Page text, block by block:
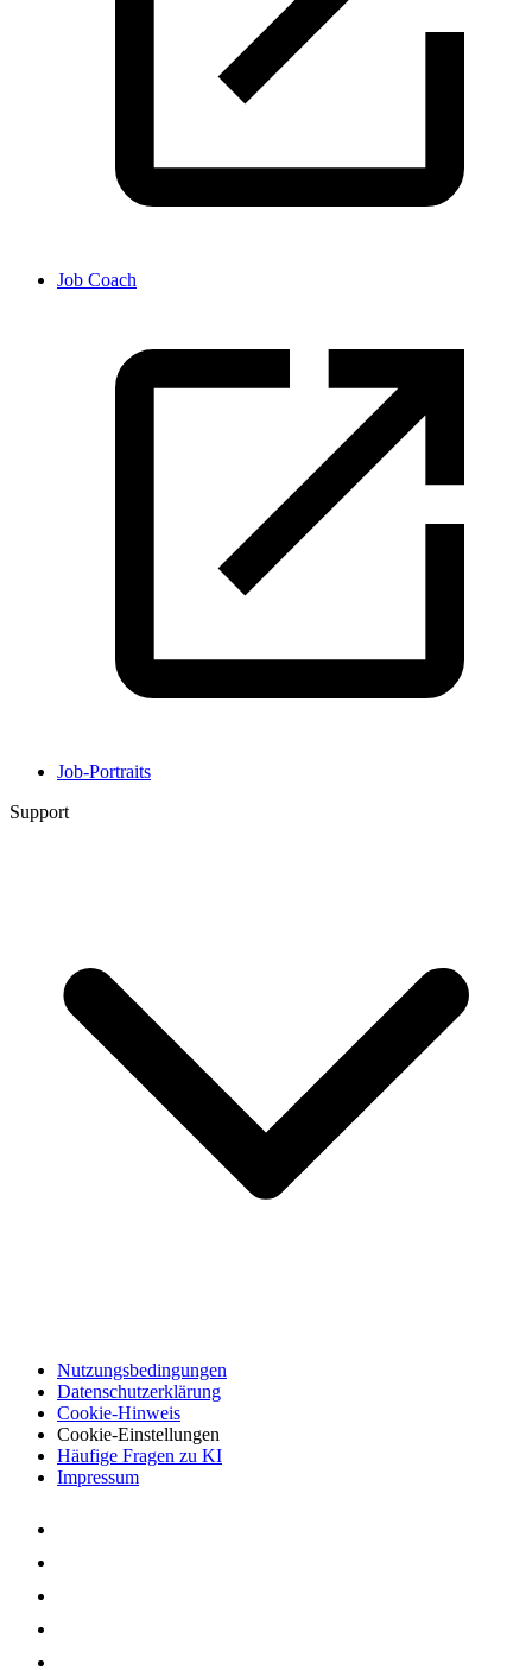
Job Coach
Job-Portraits
Support
Nutzungsbedingungen
Datenschutzerklärung
Cookie-Hinweis
Cookie-Einstellungen
Häufige Fragen zu KI
Impressum